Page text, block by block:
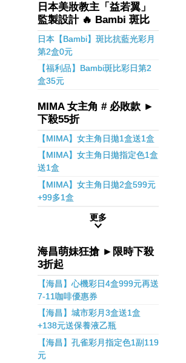
日本美妝教主「益若翼」
監製設計 🔥 Bambi 斑比
日本【Bambi】斑比抗藍光彩月
第2盒0元
【福利品】Bambi斑比彩日第2
盒35元
MIMA 女主角 # 必敗款 ►
下殺55折
【MIMA】女主角日拋1盒送1盒
【MIMA】女主角日拋指定色1盒
送1盒
【MIMA】女主角日拋2盒599元
+99多1盒
更多
海昌萌妹狂搶 ►限時下殺
3折起
【海昌】心機彩日4盒999元再送
7-11咖啡優惠券
【海昌】城市彩月3盒送1盒
+138元送保養液乙瓶
【海昌】孔雀彩月指定色1副119
元